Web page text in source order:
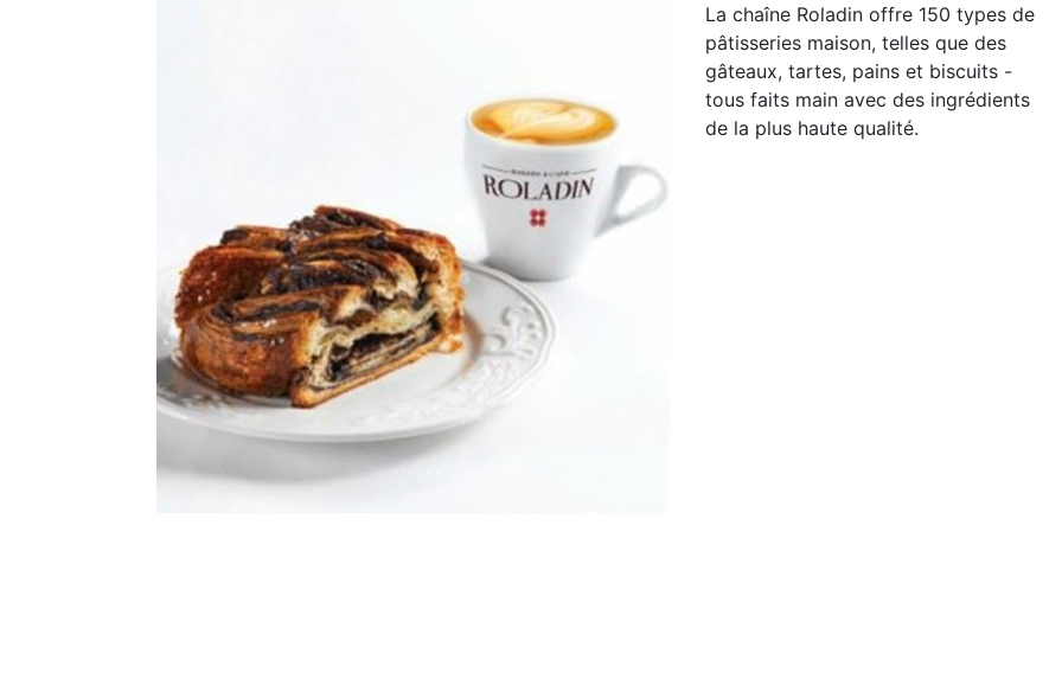
La chaîne Roladin offre 150 types de
pâtisseries maison, telles que des
gâteaux, tartes, pains et biscuits -
tous faits main avec des ingrédients
de la plus haute qualité.